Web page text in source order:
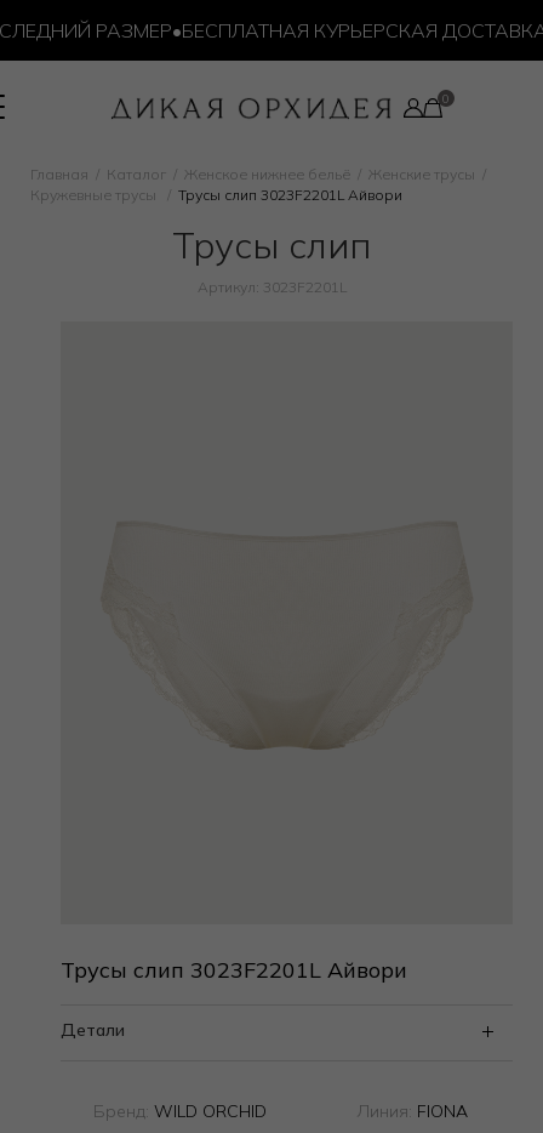
РАЗМЕР•БЕСПЛАТНАЯ КУРЬЕРСКАЯ ДОСТАВКА ОТ
Главная Каталог Женское нижнее бельё
Женские трусы
Кружевные трусы
Трусы слип 3023F2201L Айвори
Трусы слип
Артикул: 3023F2201L
Трусы слип 3023F2201L Айвори
Детали
Бренд: WILD ORCHID Линия: FIONA